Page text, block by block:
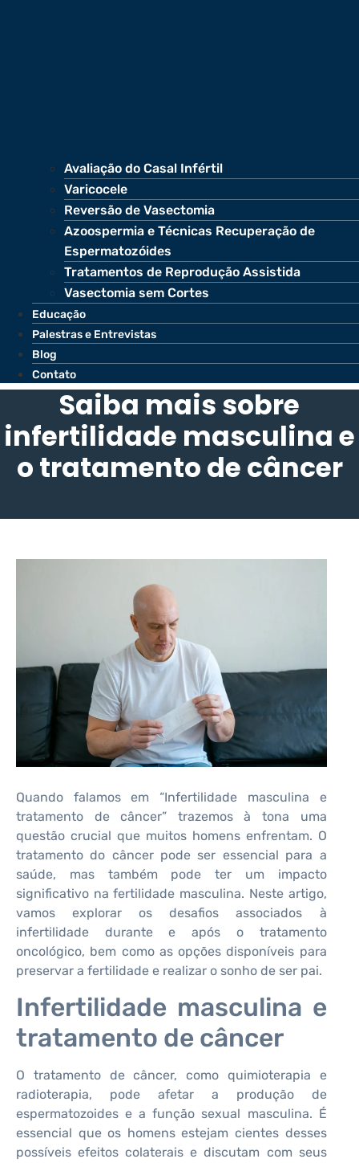
Avaliação do Casal Infértil
Varicocele
Reversão de Vasectomia
Azoospermia e Técnicas Recuperação de
Espermatozóides
Tratamentos de Reprodução Assistida
Vasectomia sem Cortes
Educação
Palestras e Entrevistas
Blog
Contato
Saiba mais sobre
infertilidade masculina e
o tratamento de câncer
Quando falamos em “Infertilidade masculina e
tratamento de câncer” trazemos à tona uma
questão crucial que muitos homens enfrentam. O
tratamento do câncer pode ser essencial para a
saúde, mas também pode ter um impacto
significativo na fertilidade masculina. Neste artigo,
vamos explorar os desafios associados à
infertilidade durante e após o tratamento
oncológico, bem como as opções disponíveis para
preservar a fertilidade e realizar o sonho de ser pai.
Infertilidade masculina e
tratamento de câncer
O tratamento de câncer, como quimioterapia e
radioterapia, pode afetar a produção de
espermatozoides e a função sexual masculina. É
essencial que os homens estejam cientes desses
possíveis efeitos colaterais e discutam com seus